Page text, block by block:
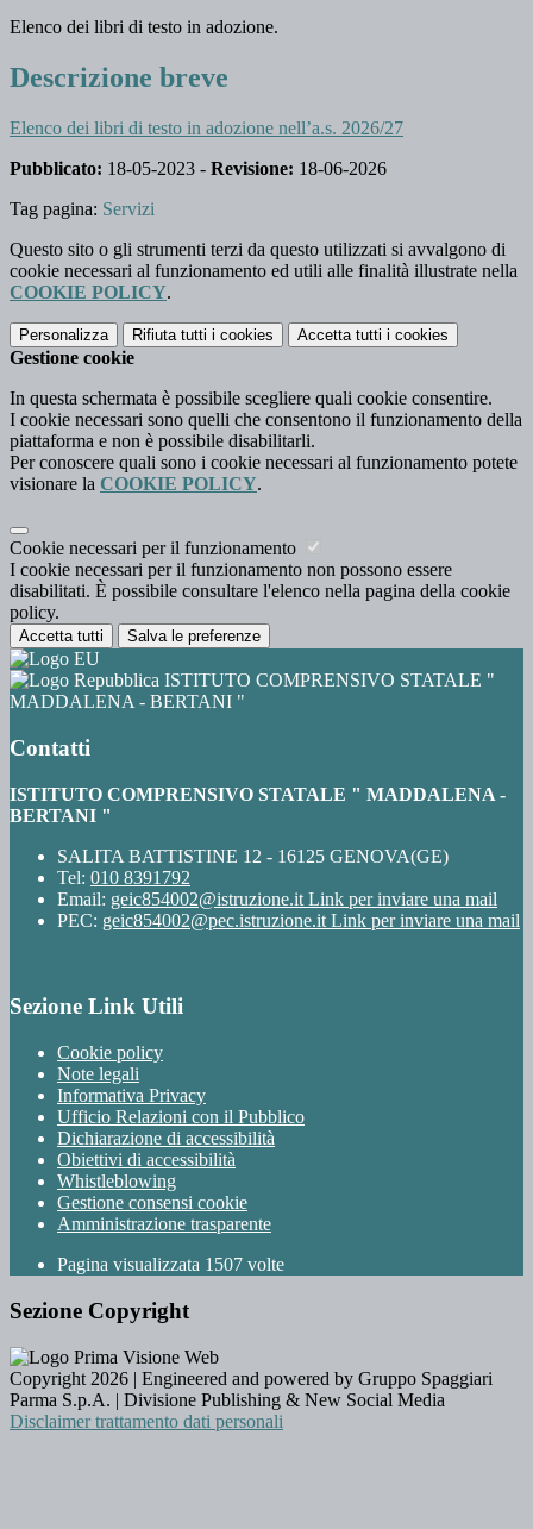
Elenco dei libri di testo in adozione.
Descrizione breve
Elenco dei libri di testo in adozione nell’a.s. 2026/27
Pubblicato: 18-05-2023 - Revisione: 18-06-2026
Tag pagina: Servizi
Questo sito o gli strumenti terzi da questo utilizzati si avvalgono di
cookie necessari al funzionamento ed utili alle finalità illustrate nella
COOKIE POLICY.
Personalizza Rifiuta tutti i cookies Accetta tutti i cookies
Gestione cookie
In questa schermata è possibile scegliere quali cookie consentire.
I cookie necessari sono quelli che consentono il funzionamento della
piattaforma e non è possibile disabilitarli.
Per conoscere quali sono i cookie necessari al funzionamento potete
visionare la COOKIE POLICY.
Cookie necessari per il funzionamento
I cookie necessari per il funzionamento non possono essere
disabilitati. È possibile consultare l'elenco nella pagina della cookie
policy.
Accetta tutti Salva le preferenze
ISTITUTO COMPRENSIVO STATALE "
MADDALENA - BERTANI "
Contatti
ISTITUTO COMPRENSIVO STATALE " MADDALENA -
BERTANI "
SALITA BATTISTINE 12 - 16125 GENOVA(GE)
Tel: 010 8391792
Email: geic854002@istruzione.it Link per inviare una mail
PEC: geic854002@pec.istruzione.it Link per inviare una mail
Sezione Link Utili
Cookie policy
Note legali
Informativa Privacy
Ufficio Relazioni con il Pubblico
Dichiarazione di accessibilità
Obiettivi di accessibilità
Whistleblowing
Gestione consensi cookie
Amministrazione trasparente
Pagina visualizzata 1507 volte
Sezione Copyright
Copyright 2026 | Engineered and powered by Gruppo Spaggiari
Parma S.p.A. | Divisione Publishing & New Social Media
Disclaimer trattamento dati personali